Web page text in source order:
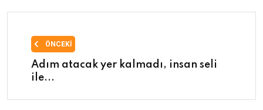
ÖNCEKI
Adım atacak yer kalmadı, insan seli
ile...